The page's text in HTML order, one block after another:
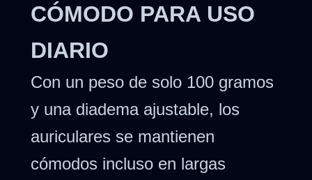
CÓMODO PARA USO
DIARIO
Con un peso de solo 100 gramos
y una diadema ajustable, los
auriculares se mantienen
cómodos incluso en largas